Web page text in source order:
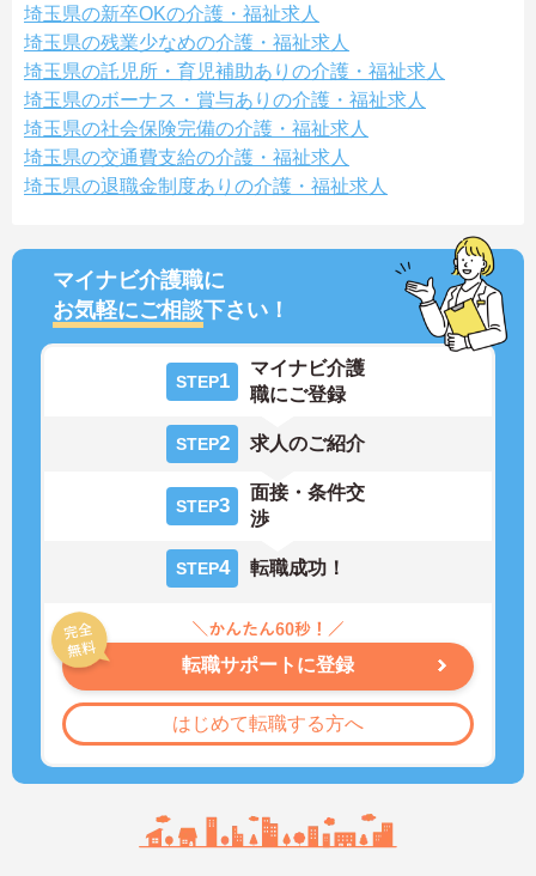
埼玉県の新卒OKの介護・福祉求人
埼玉県の残業少なめの介護・福祉求人
埼玉県の託児所・育児補助ありの介護・福祉求人
埼玉県のボーナス・賞与ありの介護・福祉求人
埼玉県の社会保険完備の介護・福祉求人
埼玉県の交通費支給の介護・福祉求人
埼玉県の退職金制度ありの介護・福祉求人
マイナビ介護職に
お気軽にご相談下さい！
STEP1
マイナビ介護
職にご登録
STEP2 求人のご紹介
STEP3
面接・条件交
渉
STEP4 転職成功！
転職サポートに登録
はじめて転職する方へ